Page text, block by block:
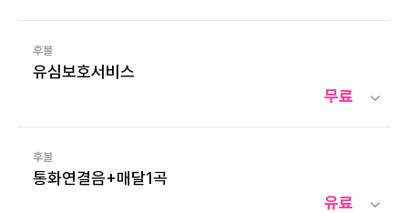
후불
유심보호서비스
무료
후불
통화연결음+매달1곡
유료